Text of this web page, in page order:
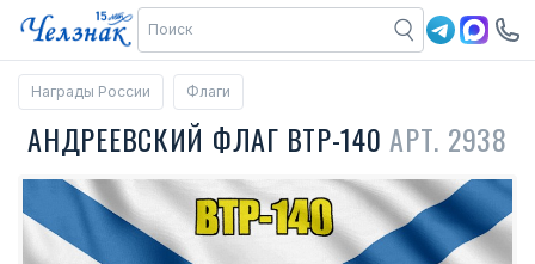
Награды России Флаги
АНДРЕЕВСКИЙ ФЛАГ ВТР-140АРТ. 2938